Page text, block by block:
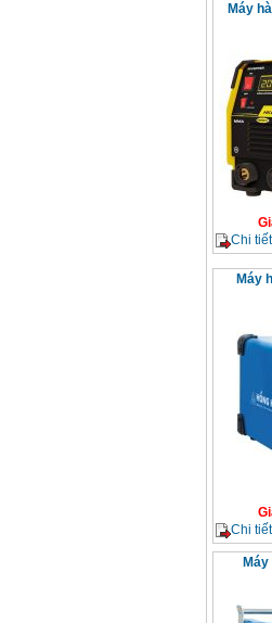
Máy
Chi tiết
Máy
Chi tiết